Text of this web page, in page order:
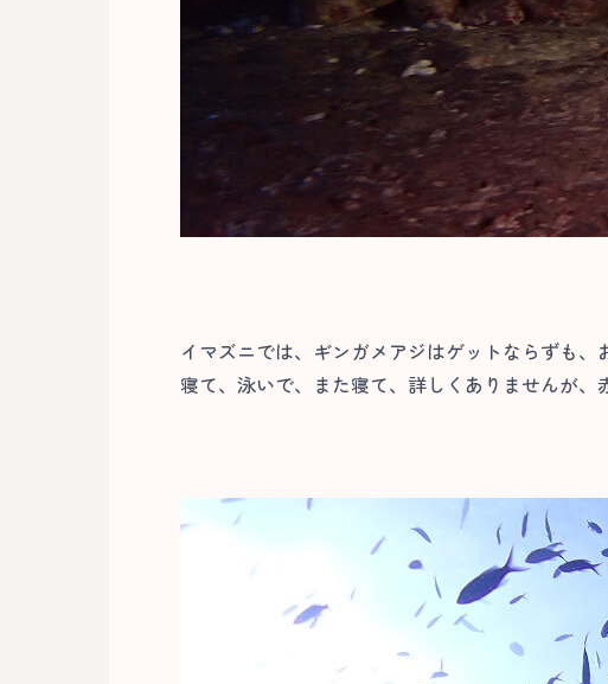
イマズニでは、ギンガメアジはゲットならずも、
寝て、泳いで、また寝て、詳しくありませんが、